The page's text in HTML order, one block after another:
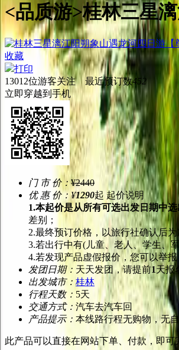
<品质游>桂林三星
收藏
打印
13012位游客关注 最近预订数452
立即穿越到手机
门 市 价：¥2440
优 惠 价：¥1290起 起价说明
1.本起价是从所有可选出发日期中
差别；
2.最终预订价格，以旅行社确认后为
3.若出行中有(儿童、老人、学生、
4.若发现产品虚假报价，您可以举
发团日期： 天天发团，请提前1天报
出发城市： 桂林
行程天数： 5天
交通方式： 汽车去汽车回
产品提示： 本线路行程无购物，无自
此产品可以直接在网站下单、付款，即